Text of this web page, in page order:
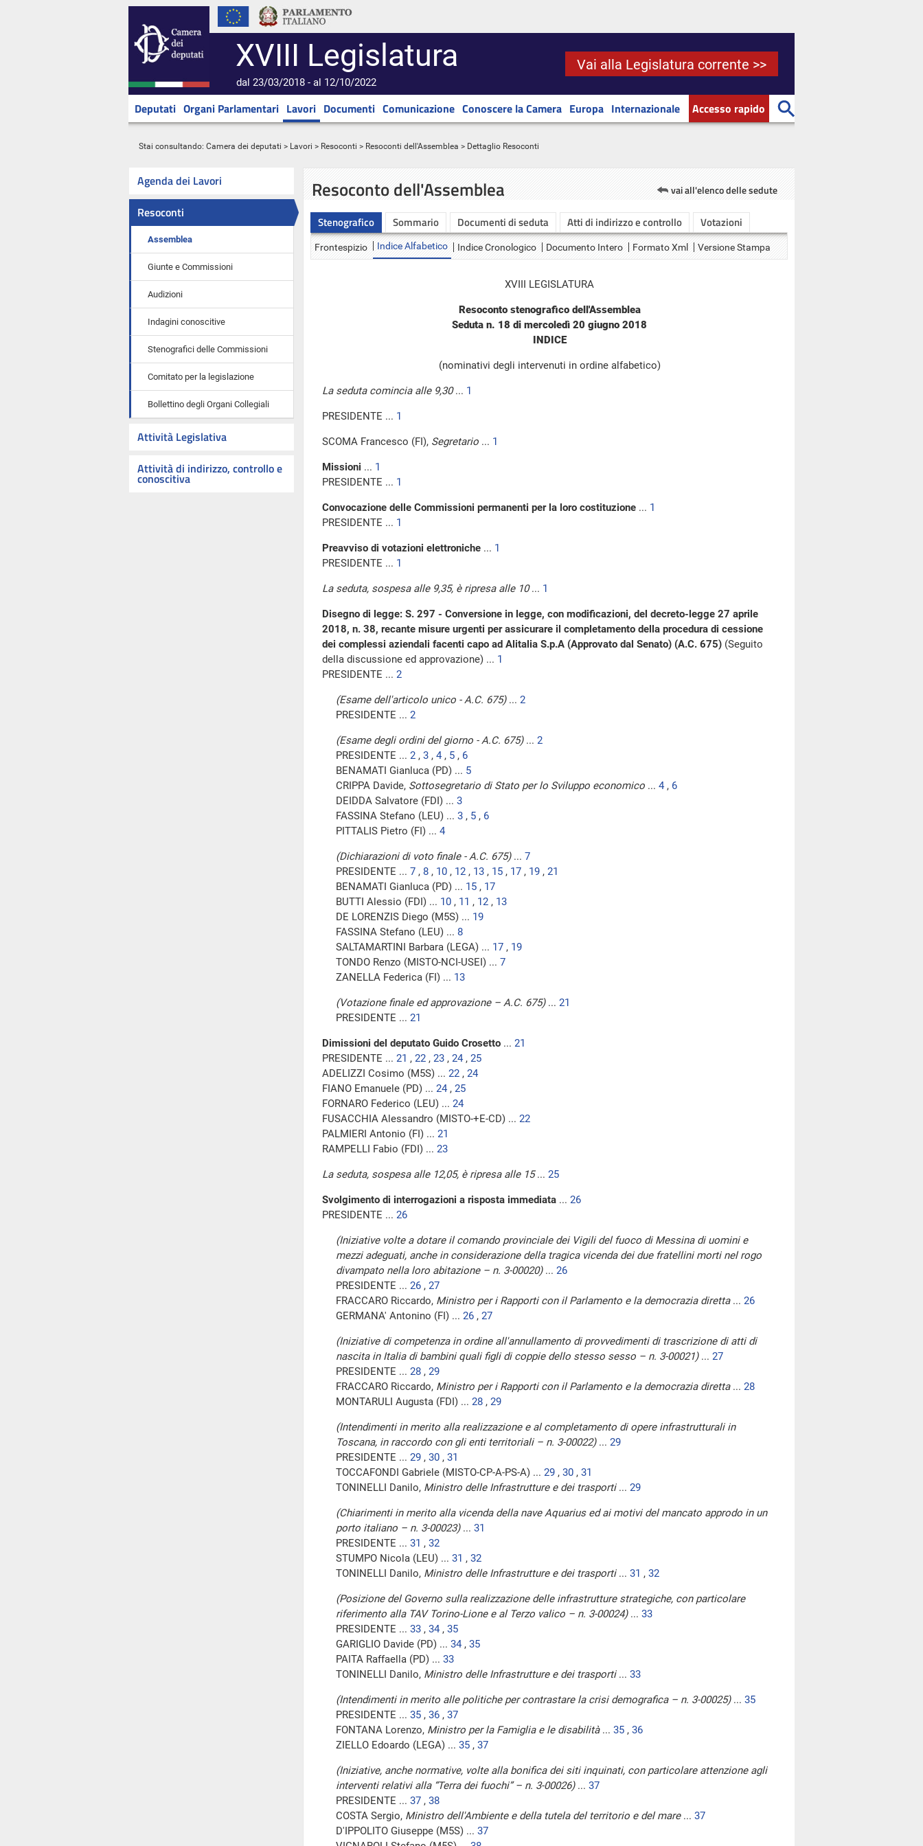
XVIII Legislatura
dal 23/03/2018 - al 12/10/2022
Vai alla Legislatura corrente >>
Deputati Organi Parlamentari Lavori Documenti Comunicazione Conoscere la Camera Europa Internazionale Accesso rapido
Stai consultando: Camera dei deputati > Lavori > Resoconti > Resoconti dell'Assemblea > Dettaglio Resoconti
Agenda dei Lavori
Resoconti
Assemblea
Giunte e Commissioni
Audizioni
Indagini conoscitive
Stenografici delle Commissioni
Comitato per la legislazione
Bollettino degli Organi Collegiali
Attività Legislativa
Attività di indirizzo, controllo e
conoscitiva
Resoconto dell'Assemblea vai all'elenco delle sedute
Stenografico Sommario Documenti di seduta Atti di indirizzo e controllo Votazioni
Frontespizio Indice Alfabetico Indice Cronologico Documento Intero Formato Xml Versione Stampa
XVIII LEGISLATURA
Resoconto stenografico dell'Assemblea
Seduta n. 18 di mercoledì 20 giugno 2018
INDICE
(nominativi degli intervenuti in ordine alfabetico)
La seduta comincia alle 9,30... 1
PRESIDENTE ... 1
SCOMA Francesco (FI), Segretario ... 1
Missioni ... 1
PRESIDENTE ... 1
Convocazione delle Commissioni permanenti per la loro costituzione ... 1
PRESIDENTE ... 1
Preavviso di votazioni elettroniche ... 1
PRESIDENTE ... 1
La seduta, sospesa alle 9,35, è ripresa alle 10... 1
Disegno di legge: S. 297 - Conversione in legge, con modificazioni, del decreto-legge 27 aprile
2018, n. 38, recante misure urgenti per assicurare il completamento della procedura di cessione
dei complessi aziendali facenti capo ad Alitalia S.p.A (Approvato dal Senato) (A.C. 675) (Seguito
della discussione ed approvazione) ... 1
PRESIDENTE ... 2
(Esame dell'articolo unico - A.C. 675)... 2
PRESIDENTE ... 2
(Esame degli ordini del giorno - A.C. 675)... 2
PRESIDENTE ... 2 , 3 , 4 , 5 , 6
BENAMATI Gianluca (PD) ... 5
CRIPPA Davide, Sottosegretario di Stato per lo Sviluppo economico ... 4 , 6
DEIDDA Salvatore (FDI) ... 3
FASSINA Stefano (LEU) ... 3 , 5 , 6
PITTALIS Pietro (FI) ... 4
(Dichiarazioni di voto finale - A.C. 675)... 7
PRESIDENTE ... 7 , 8 , 10 , 12 , 13 , 15 , 17 , 19 , 21
BENAMATI Gianluca (PD) ... 15 , 17
BUTTI Alessio (FDI) ... 10 , 11 , 12 , 13
DE LORENZIS Diego (M5S) ... 19
FASSINA Stefano (LEU) ... 8
SALTAMARTINI Barbara (LEGA) ... 17 , 19
TONDO Renzo (MISTO-NCI-USEI) ... 7
ZANELLA Federica (FI) ... 13
(Votazione finale ed approvazione – A.C. 675)... 21
PRESIDENTE ... 21
Dimissioni del deputato Guido Crosetto ... 21
PRESIDENTE ... 21 , 22 , 23 , 24 , 25
ADELIZZI Cosimo (M5S) ... 22 , 24
FIANO Emanuele (PD) ... 24 , 25
FORNARO Federico (LEU) ... 24
FUSACCHIA Alessandro (MISTO-+E-CD) ... 22
PALMIERI Antonio (FI) ... 21
RAMPELLI Fabio (FDI) ... 23
La seduta, sospesa alle 12,05, è ripresa alle 15... 25
Svolgimento di interrogazioni a risposta immediata ... 26
PRESIDENTE ... 26
(Iniziative volte a dotare il comando provinciale dei Vigili del fuoco di Messina di uomini e
mezzi adeguati, anche in considerazione della tragica vicenda dei due fratellini morti nel rogo
divampato nella loro abitazione – n. 3-00020)... 26
PRESIDENTE ... 26 , 27
FRACCARO Riccardo, Ministro per i Rapporti con il Parlamento e la democrazia diretta... 26
GERMANA' Antonino (FI) ... 26 , 27
(Iniziative di competenza in ordine all'annullamento di provvedimenti di trascrizione di atti di
nascita in Italia di bambini quali figli di coppie dello stesso sesso – n. 3-00021)... 27
PRESIDENTE ... 28 , 29
FRACCARO Riccardo, Ministro per i Rapporti con il Parlamento e la democrazia diretta... 28
MONTARULI Augusta (FDI) ... 28 , 29
(Intendimenti in merito alla realizzazione e al completamento di opere infrastrutturali in
Toscana, in raccordo con gli enti territoriali – n. 3-00022)... 29
PRESIDENTE ... 29 , 30 , 31
TOCCAFONDI Gabriele (MISTO-CP-A-PS-A) ... 29 , 30 , 31
TONINELLI Danilo, Ministro delle Infrastrutture e dei trasporti... 29
(Chiarimenti in merito alla vicenda della nave Aquarius ed ai motivi del mancato approdo in un
porto italiano – n. 3-00023)... 31
PRESIDENTE ... 31 , 32
STUMPO Nicola (LEU) ... 31 , 32
TONINELLI Danilo, Ministro delle Infrastrutture e dei trasporti... 31 , 32
(Posizione del Governo sulla realizzazione delle infrastrutture strategiche, con particolare
riferimento alla TAV Torino-Lione e al Terzo valico – n. 3-00024)... 33
PRESIDENTE ... 33 , 34 , 35
GARIGLIO Davide (PD) ... 34 , 35
PAITA Raffaella (PD) ... 33
TONINELLI Danilo, Ministro delle Infrastrutture e dei trasporti... 33
(Intendimenti in merito alle politiche per contrastare la crisi demografica – n. 3-00025)... 35
PRESIDENTE ... 35 , 36 , 37
FONTANA Lorenzo, Ministro per la Famiglia e le disabilità... 35 , 36
ZIELLO Edoardo (LEGA) ... 35 , 37
(Iniziative, anche normative, volte alla bonifica dei siti inquinati, con particolare attenzione agli
interventi relativi alla “Terra dei fuochi” – n. 3-00026)... 37
PRESIDENTE ... 37 , 38
COSTA Sergio, Ministro dell'Ambiente e della tutela del territorio e del mare... 37
D'IPPOLITO Giuseppe (M5S) ... 37